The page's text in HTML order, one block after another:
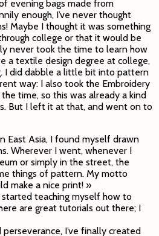
evening bags made from
enough, I’ve never thought
Maybe I thought it was something
college or that it would be
never took the time to learn how
a textile design degree at college,
I did dabble a little bit into pattern
way: I also took the Embroidery
time, so this was already a kind
But I left it at that, and went on to
East Asia, I found myself drawn
Wherever I went, whenever I
or simply in the street, the
things of pattern. My motto
make a nice print! »
started teaching myself how to
are great tutorials out there; I
I’ve finally created